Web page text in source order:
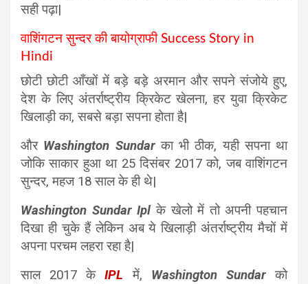
सही पढ़ा|
वाशिंगटन सुन्दर की बायोग्राफी Success Story in
Hindi
छोटी छोटी आँखों में बड़े बड़े अरमान और सपने संजोये हुए,
देश के लिए अंतर्राष्ट्रीय क्रिकेट खेलना, हर युवा क्रिकेट
खिलाड़ी का, सबसे बड़ा सपना होता है|
और Washington Sundarका भी ठीक, यही सपना था
जोकि साकार हुआ था 25 दिसंबर 2017 को, जब वाशिंगटन
सुन्दर, महज 18 साल के ही थे|
Washington Sundar Iplके खेलो में तो अपनी पहचान
दिखा ही चुके हैं लेकिन अब ये खिलाड़ी अंतर्राष्ट्रीय मैचों में
अपना परचम लहरा रहा है|
साल 2017 केIPLमें, Washington Sundarको